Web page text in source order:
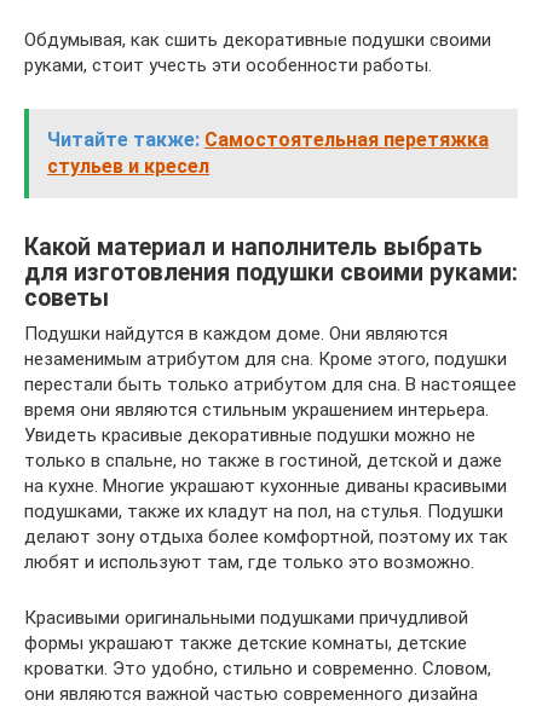
Обдумывая, как сшить декоративные подушки своими
руками, стоит учесть эти особенности работы.
Читайте также: Самостоятельная перетяжка
стульев и кресел
Какой материал и наполнитель выбрать
для изготовления подушки своими руками:
советы
Подушки найдутся в каждом доме. Они являются
незаменимым атрибутом для сна. Кроме этого, подушки
перестали быть только атрибутом для сна. В настоящее
время они являются стильным украшением интерьера.
Увидеть красивые декоративные подушки можно не
только в спальне, но также в гостиной, детской и даже
на кухне. Многие украшают кухонные диваны красивыми
подушками, также их кладут на пол, на стулья. Подушки
делают зону отдыха более комфортной, поэтому их так
любят и используют там, где только это возможно.
Красивыми оригинальными подушками причудливой
формы украшают также детские комнаты, детские
кроватки. Это удобно, стильно и современно. Словом,
они являются важной частью современного дизайна